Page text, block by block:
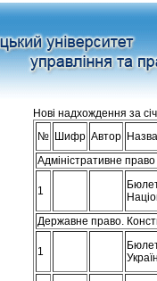
Нові надхождення за
№ Шифр Автор Назва
Адміністративне право
1
Державне право.
1